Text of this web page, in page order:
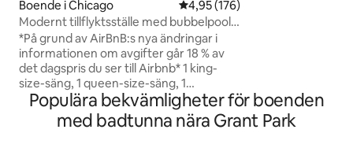
Boende i Chicago 4,95 av 5 i genomsnittligt
4,95 (176)
Modernt tillflyktsställe med bubbelpool,
stor trädgård, parkering
*På grund av AirBnB:s nya ändringar i
informationen om avgifter går 18 % av
det dagspris du ser till Airbnb* 1 king-
size-säng, 1 queen-size-säng, 1
bäddsoffa, 2 luftmadrasser (2 queen-
size-sängar) 1 resesäng Njut av din
vistelse i detta mysiga, moderna boende
Populära bekvämligheter för boenden
med badtunna nära Grant Park